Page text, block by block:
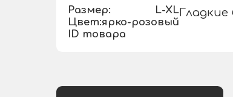
Размер:
L-XL
Цвет:ярко-розовый
ID товара